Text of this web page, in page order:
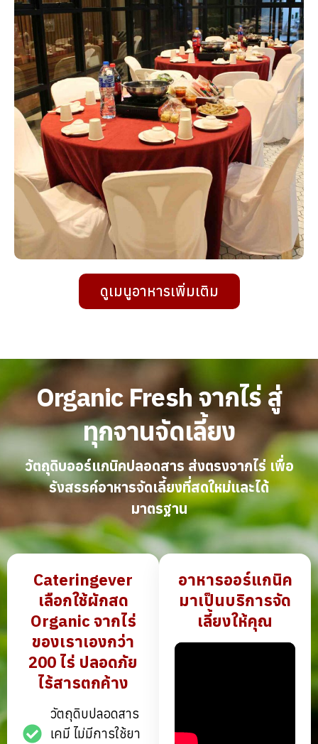
ดูเมนูอาหารเพิ่มเติม
Organic Fresh จากไร่ สู่
ทุกจานจัดเลี้ยง
วัตถุดิบออร์แกนิคปลอดสาร ส่งตรงจากไร่ เพื่อ
รังสรรค์อาหารจัดเลี้ยงที่สดใหม่และได้
มาตรฐาน
Cateringever
เลือกใช้ผักสด
Organic จากไร่
ของเราเองกว่า
200 ไร่ ปลอดภัย
ไร้สารตกค้าง
วัตถุดิบปลอดสาร
เคมี ไม่มีการใช้ยา
อาหารออร์แกนิค
มาเป็นบริการจัด
เลี้ยงให้คุณ